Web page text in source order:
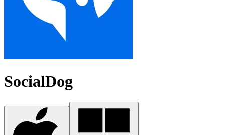
SocialDog